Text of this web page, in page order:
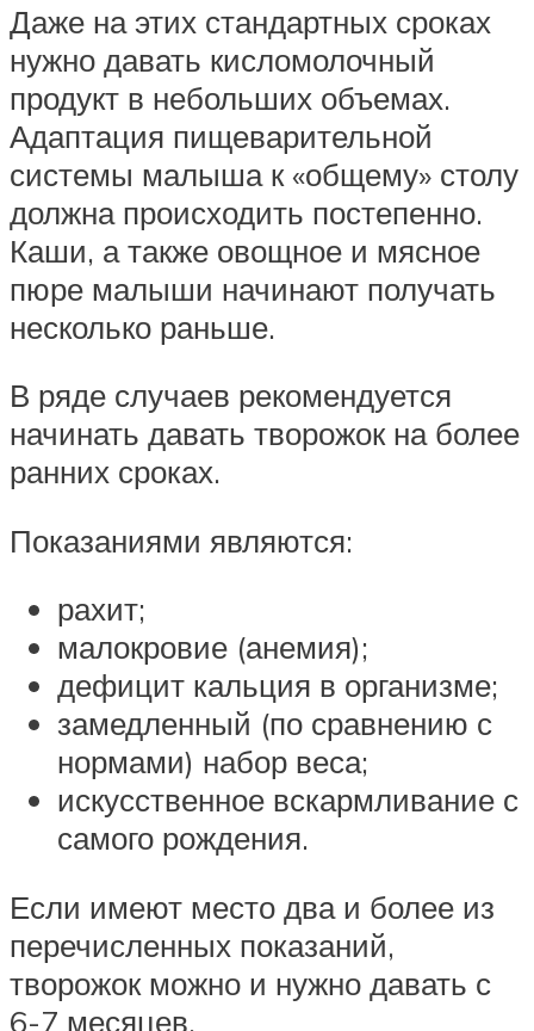
Даже на этих стандартных сроках
нужно давать кисломолочный
продукт в небольших объемах.
Адаптация пищеварительной
системы малыша к «общему» столу
должна происходить постепенно.
Каши, а также овощное и мясное
пюре малыши начинают получать
несколько раньше.
В ряде случаев рекомендуется
начинать давать творожок на более
ранних сроках.
Показаниями являются:
рахит;
малокровие (анемия);
дефицит кальция в организме;
замедленный (по сравнению с
нормами) набор веса;
искусственное вскармливание с
самого рождения.
Если имеют место два и более из
перечисленных показаний,
творожок можно и нужно давать с
6-7 месяцев.